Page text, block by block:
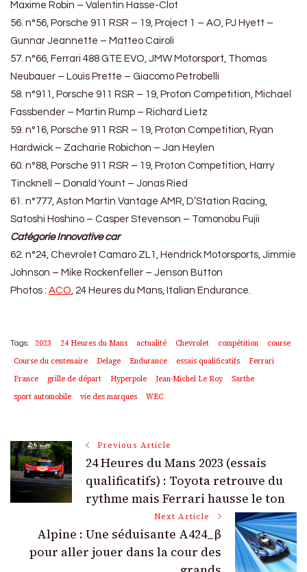
Maxime Robin – Valentin Hasse-Clot
56. n°56, Porsche 911 RSR – 19, Project 1 – AO, PJ Hyett –
Gunnar Jeannette – Matteo Cairoli
57. n°66, Ferrari 488 GTE EVO, JMW Motorsport, Thomas
Neubauer – Louis Prette – Giacomo Petrobelli
58. n°911, Porsche 911 RSR – 19, Proton Competition, Michael
Fassbender – Martin Rump – Richard Lietz
59. n°16, Porsche 911 RSR – 19, Proton Competition, Ryan
Hardwick – Zacharie Robichon – Jan Heylen
60. n°88, Porsche 911 RSR – 19, Proton Competition, Harry
Tincknell – Donald Yount – Jonas Ried
61. n°777, Aston Martin Vantage AMR, D’Station Racing,
Satoshi Hoshino – Casper Stevenson – Tomonobu Fujii
Catégorie Innovative car
62. n°24, Chevrolet Camaro ZL1, Hendrick Motorsports, Jimmie
Johnson – Mike Rockenfeller – Jenson Button
Photos : ACO , 24 Heures du Mans, Italian Endurance.
Tags: 2023 24 Heures du Mans actualité Chevrolet compétition
course
Course du centenaire
Delage Endurance essais qualificatifs
Ferrari
France
grille de départ Hyperpole Jean-Michel Le Roy
Sarthe
sport automobile
vie des marques WEC
Post
Navigation
Previous Article
24 Heures du Mans 2023 (essais
qualificatifs) : Toyota retrouve du
rythme mais Ferrari hausse le ton
Next Article
Alpine : Une séduisante A424_β
pour aller jouer dans la cour des